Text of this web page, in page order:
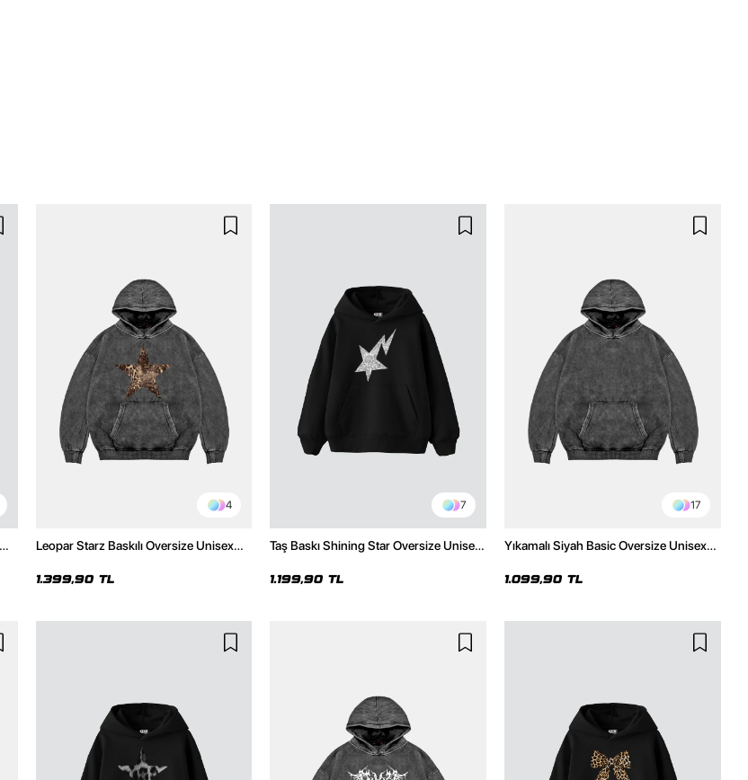
4
Leopar Starz Baskılı Oversize Unisex
1.399,90 TL
7
Taş Baskı Shining Star Oversize Unisex
1.199,90 TL
17
Yıkamalı Siyah Basic Oversize Unisex
1.099,90 TL